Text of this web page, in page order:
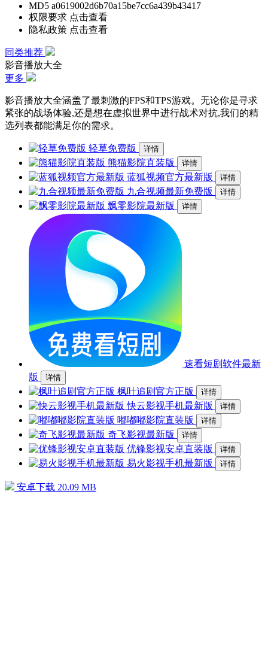
MD5 a0619002d6b70a15be7cc6a439b43417
权限要求 点击查看
隐私政策 点击查看
同类推荐
影音播放大全
更多
影音播放大全涵盖了最刺激的FPS和TPS游戏。无论你是寻求
紧张的战场体验,还是想在虚拟世界中进行战术对抗,我们的精
选列表都能满足你的需求。
轻草免费版 详情
熊猫影院直装版 详情
蓝狐视频官方最新版 详情
九合视频最新免费版 详情
飘零影院最新版 详情
速看短剧软件最新
版
详情
枫叶追剧官方正版 详情
快云影视手机最新版 详情
嘟嘟嘟影院直装版 详情
奇飞影视最新版 详情
优锋影视安卓直装版 详情
易火影视手机最新版 详情
安卓下载 20.09 MB